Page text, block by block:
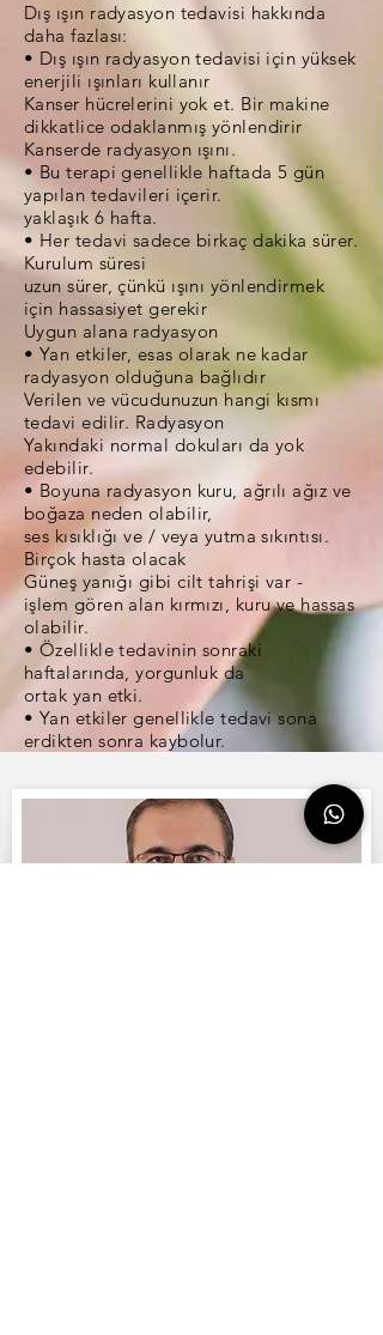
Dış ışın radyasyon tedavisi hakkında
daha fazlası:
• Dış ışın radyasyon tedavisi için yüksek
enerjili ışınları kullanır
Kanser hücrelerini yok et. Bir makine
dikkatlice odaklanmış yönlendirir
Kanserde radyasyon ışını.
• Bu terapi genellikle haftada 5 gün
yapılan tedavileri içerir.
yaklaşık 6 hafta.
• Her tedavi sadece birkaç dakika sürer.
Kurulum süresi
uzun sürer, çünkü ışını yönlendirmek
için hassasiyet gerekir
Uygun alana radyasyon
• Yan etkiler, esas olarak ne kadar
radyasyon olduğuna bağlıdır
Verilen ve vücudunuzun hangi kısmı
tedavi edilir. Radyasyon
Yakındaki normal dokuları da yok
edebilir.
• Boyuna radyasyon kuru, ağrılı ağız ve
boğaza neden olabilir,
ses kısıklığı ve / veya yutma sıkıntısı.
Birçok hasta olacak
Güneş yanığı gibi cilt tahrişi var -
işlem gören alan kırmızı, kuru ve hassas
olabilir.
• Özellikle tedavinin sonraki
haftalarında, yorgunluk da
ortak yan etki.
• Yan etkiler genellikle tedavi sona
erdikten sonra kaybolur.